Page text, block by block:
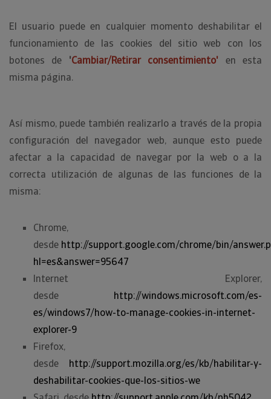
El usuario puede en cualquier momento deshabilitar el
funcionamiento de las cookies del sitio web con los
botones de 'Cambiar/Retirar consentimiento'
en esta
misma página.
Así mismo, puede también realizarlo a través de la propia
configuración del navegador web, aunque esto puede
afectar a la capacidad de navegar por la web o a la
correcta utilización de algunas de las funciones de la
misma:
Chrome,
desde http://support.google.com/chrome/bin/
hl=es&answer=95647
Internet Explorer,
desde http://windows.microsoft.com/es-
es/windows7/how-to-manage-cookies-in-internet-
explorer-9
Firefox,
desde http://support.mozilla.org/es/kb/habilitar-y-
deshabilitar-cookies-que-los-sitios-we